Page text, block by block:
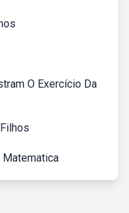
O Exercício Da
Matematica